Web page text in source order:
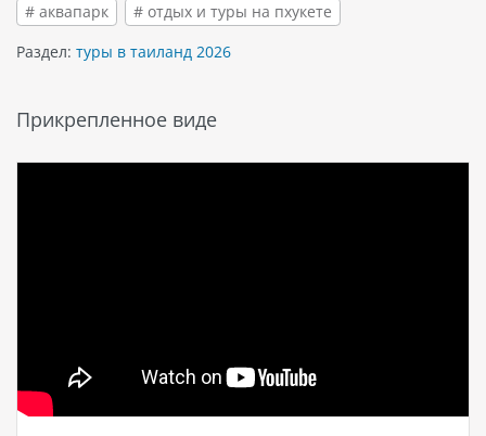
# аквапарк
# отдых и туры на пхукете
Раздел: туры в таиланд 2026
Прикрепленное виде